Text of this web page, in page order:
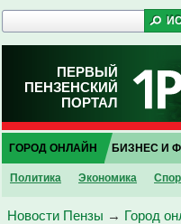
ПЕРВЫЙ
ПЕНЗЕНСКИЙ
ПОРТАЛ
ГОРОД ОНЛАЙН
Политика Экономика
БИЗНЕС И
Новости Пензы → Город